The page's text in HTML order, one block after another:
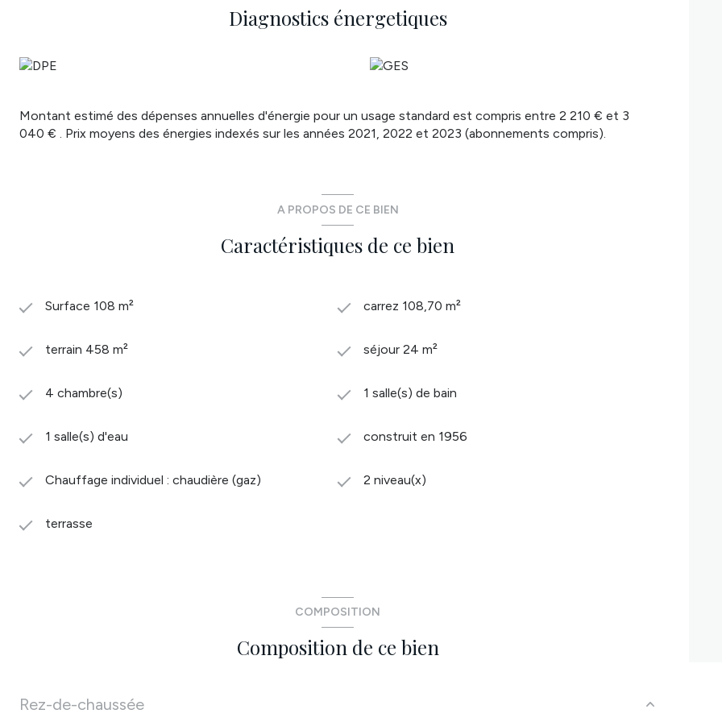
Diagnostics énergetiques
Montant estimé des dépenses annuelles d'énergie pour un usage standard est compris entre 2 210 € et 3
040 € . Prix moyens des énergies indexés sur les années 2021, 2022 et 2023 (abonnements compris).
A PROPOS DE CE BIEN
Caractéristiques de ce bien
Surface 108 m² carrez 108,70 m²
terrain 458 m² séjour 24 m²
4 chambre(s) 1 salle(s) de bain
1 salle(s) d'eau construit en 1956
Chauffage individuel : chaudière (gaz) 2 niveau(x)
terrasse
COMPOSITION
Composition de ce bien
Rez-de-chaussée